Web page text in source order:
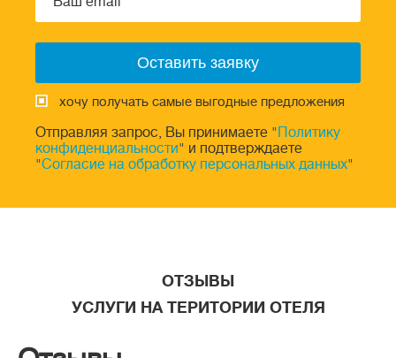
хочу получать самые выгодные предложения
Отправляя запрос, Вы принимаете " Политику
конфиденциальности" и подтверждаете
"Согласие на обработку персональных данных"
ОТЗЫВЫ
УСЛУГИ НА ТЕРИТОРИИ ОТЕЛЯ